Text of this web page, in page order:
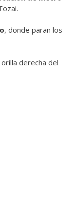
, donde paran los
derecha del